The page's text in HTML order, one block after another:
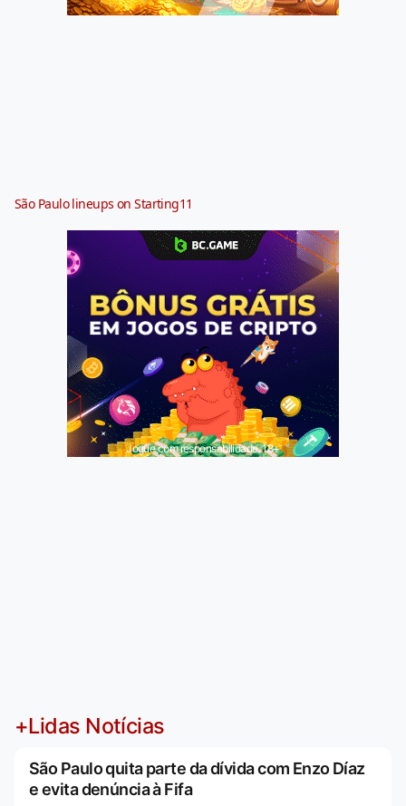
São Paulo lineups on Starting11
Jogue com responsabilidade. 18+
+Lidas Notícias
São Paulo quita parte da dívida com Enzo Díaz
e evita denúncia à Fifa